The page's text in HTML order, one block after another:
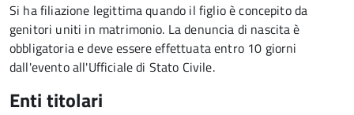
Si ha filiazione legittima quando il figlio è concepito da
genitori uniti in matrimonio. La denuncia di nascita è
obbligatoria e deve essere effettuata entro 10 giorni
dall'evento all'Ufficiale di Stato Civile.
Enti titolari